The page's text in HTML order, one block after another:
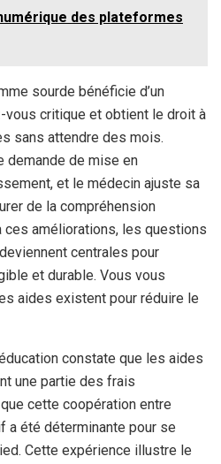
des plateformes
sourde bénéficie d’un
vous critique et obtient le droit à
sans attendre des mois.
demande de mise en
et le médecin ajuste sa
de la compréhension
ces améliorations, les questions
centrales pour
et durable. Vous vous
aides existent pour réduire le
constate que les aides
une partie des frais
cette coopération entre
été déterminante pour se
Cette expérience illustre le